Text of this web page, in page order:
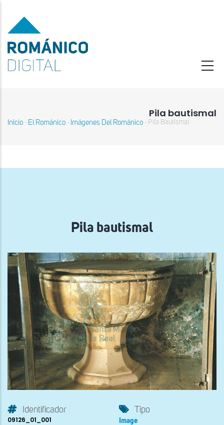
contenido
principal
Pila bautismal
Sobrescribir
navegación
Inicio - El Románico - Imágenes Del Románico - Pila Bautismal
Pila bautismal
Identificador
09126_01_001
Tipo
Image